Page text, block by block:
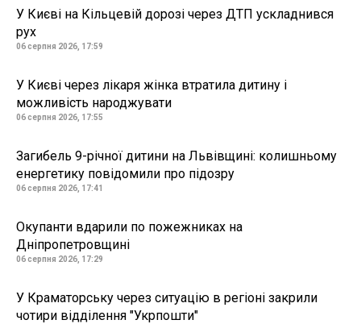
У Києві на Кільцевій дорозі через ДТП ускладнився
рух
06 серпня 2026, 17:59
У Києві через лікаря жінка втратила дитину і
можливість народжувати
06 серпня 2026, 17:55
Загибель 9-річної дитини на Львівщині: колишньому
енергетику повідомили про підозру
06 серпня 2026, 17:41
Окупанти вдарили по пожежниках на
Дніпропетровщині
06 серпня 2026, 17:29
У Краматорську через ситуацію в регіоні закрили
чотири відділення "Укрпошти"